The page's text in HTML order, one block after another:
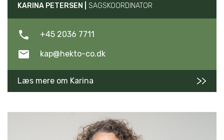
KARINA PETERSEN | SAGSKOORDINATOR
+45 2036 7711
kap@hekto-co.dk
Læs mere om Karina